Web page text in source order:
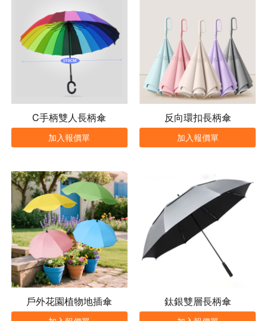
C手柄雙人長柄傘
加入報價單
反向環扣長柄傘
加入報價單
戶外花園植物地插傘 鈦銀雙層長柄傘